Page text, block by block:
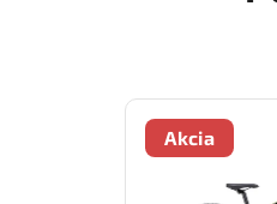
Akcia